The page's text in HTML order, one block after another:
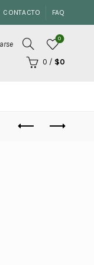
CONTACTO FAQ
0
0 / $0